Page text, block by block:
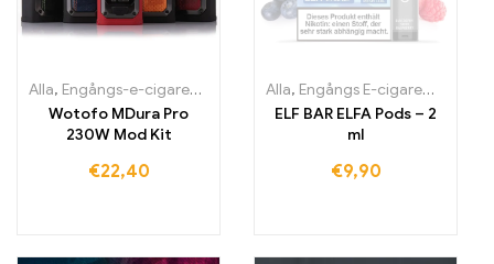
Alla, Engångs-e-cigaretter Irland ,Engångs-e-cigaretter Italien
Wotofo MDura Pro
230W Mod Kit
€22,40
Alla, Engångs E-cigaretter
ELF BAR ELFA Pods – 2
ml
€9,90